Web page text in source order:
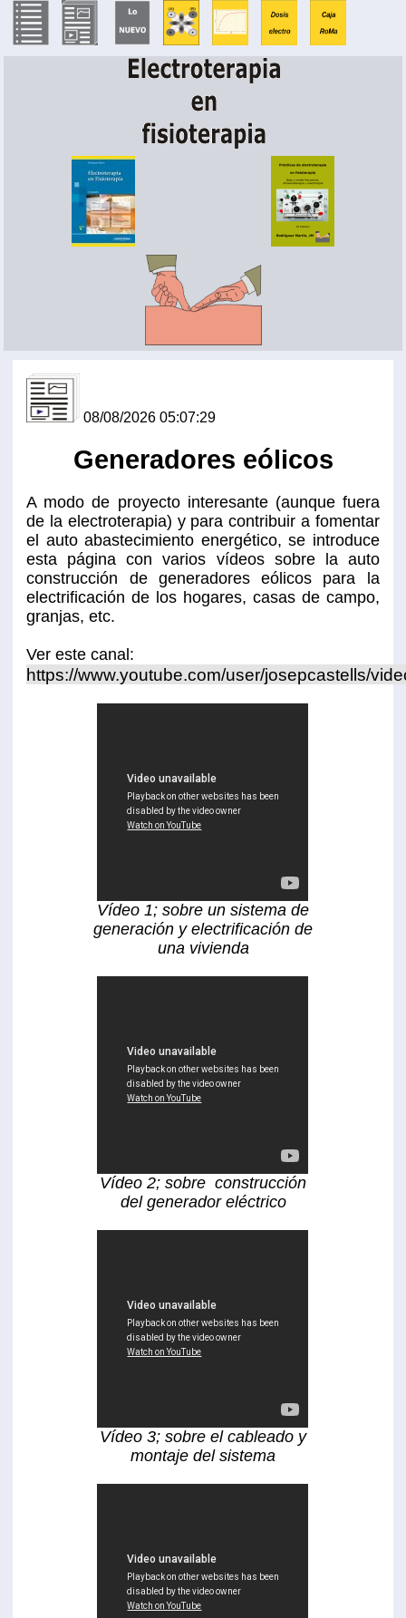
08/08/2026 05:07:29
Generadores eólicos
A modo de proyecto interesante (aunque fuera
de la electroterapia) y para contribuir a fomentar
el auto abastecimiento energético, se introduce
esta página con varios vídeos sobre la auto
construcción de generadores eólicos para la
electrificación de los hogares, casas de campo,
granjas, etc.
Ver este canal:
https://www.youtube.com/user/josepcastells/
Vídeo 1; sobre un sistema de
generación y electrificación de
una vivienda
Vídeo 2; sobre construcción
del generador eléctrico
Vídeo 3; sobre el cableado y
montaje del sistema